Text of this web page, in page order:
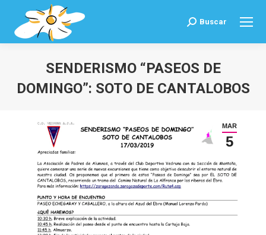
Buscar:
Buscar
SENDERISMO “PASEOS DE
DOMINGO”: SOTO DE CANTALOBOS
MAR
5